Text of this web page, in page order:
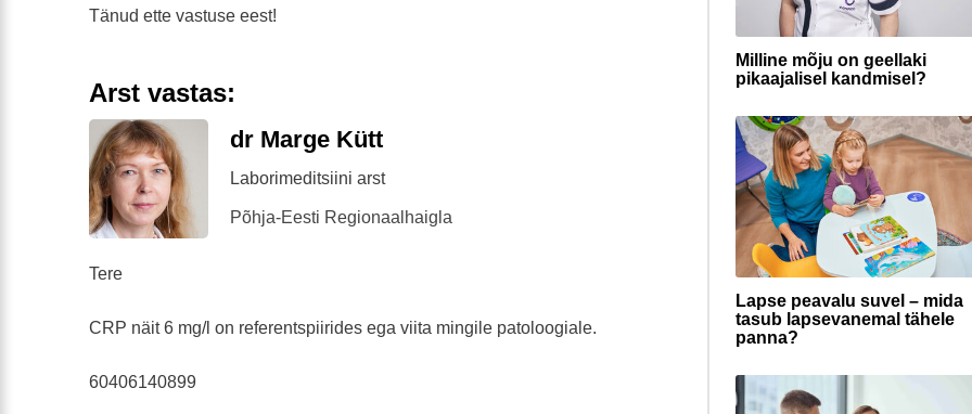
Milline mõju on geellaki
pikaajalisel kandmisel?
Lapse peavalu suvel – mida
tasub lapsevanemal tähele
panna?
Tänud ette vastuse eest!
Arst vastas:
dr Marge Kütt
Laborimeditsiini arst
Põhja-Eesti Regionaalhaigla
Tere
CRP näit 6 mg/l on referentspiirides ega viita mingile patoloogiale.
60406140899